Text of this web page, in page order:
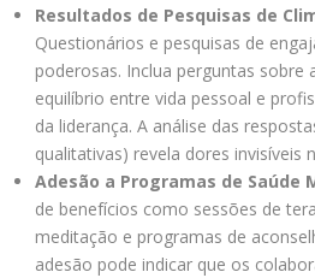
Resultados de Pesquisas de
Questionários e pesquisas de
poderosas. Inclua perguntas sobre
equilíbrio entre vida pessoal e
da liderança. A análise das
qualitativas) revela dores invisíveis
Adesão a Programas de Saúde
de benefícios como sessões de
meditação e programas de
adesão pode indicar que os